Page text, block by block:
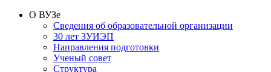
О ВУЗе
Сведения об образовательной организации
30 лет ЗУИЭП
Направления подготовки
Ученый совет
Структура